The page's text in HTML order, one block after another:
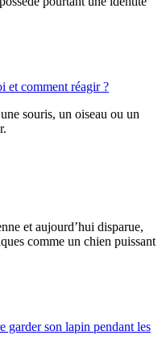
et comment réagir ?
souris, un oiseau ou un
et aujourd’hui disparue,
comme un chien puissant
garder son lapin pendant les